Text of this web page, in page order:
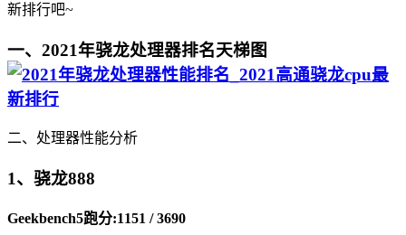
新排行吧~
一、2021年骁龙处理器排名天梯图
二、处理器性能分析
1、骁龙888
Geekbench5跑分:1151 / 3690